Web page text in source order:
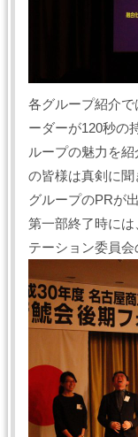
各グループ紹介で
ーダーが120秒の
ループの魅力を
の皆様は真剣に
グループのPRが
第一部終了時に
テーション委員会